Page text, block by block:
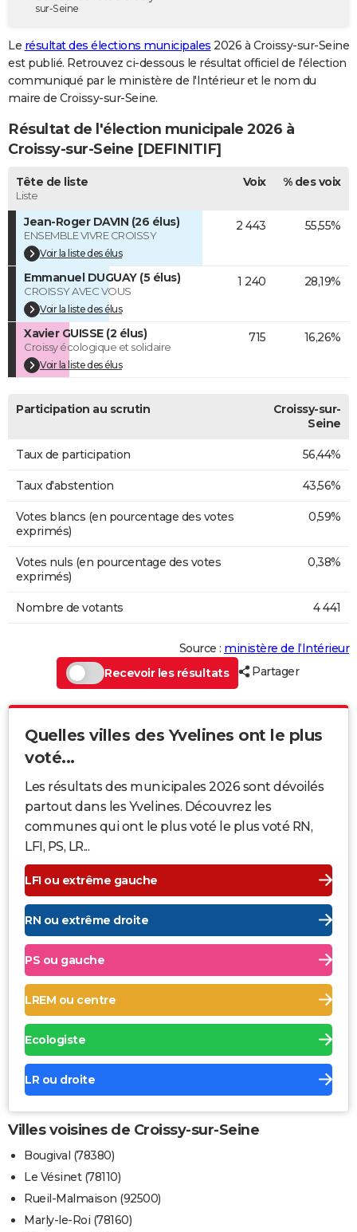
Destinations
City break
Voyage nature
Voyage de noces
Forum
GUIDES D'ACHAT
BONS PLANS
Carte de Noël
Carte Bonne année
Carte Saint-Valentin
Carte Pâques
Carte d'anniversaire
DICTIONNAIRE
Dictionnaire
Biographies
Citations
Expressions
Proverbes
PROGRAMME TV
COPAINS D'AVANT
S'inscrire
Se connecter
Lycées
Collèges
Primaires
Universités
Entreprises
Service militaire
Avis de recherche
AVIS DE DÉCÈS
FORUM
Bricolage
Lifestyle
Culture
Sport
Auto
Television
Voyage
Cinema
sur-Seine
Le résultat des élections municipales 2026 à Croissy-sur-Seine
est publié. Retrouvez ci-dessous le résultat officiel de l'élection
communiqué par le ministère de l'Intérieur et le nom du
maire de Croissy-sur-Seine.
Résultat de l'élection municipale 2026 à
Croissy-sur-Seine [DEFINITIF]
Tête de liste
Liste
Voix % des voix
Jean-Roger DAVIN (26 élus)
ENSEMBLE VIVRE CROISSY
Voir la liste des élus
2 443 55,55%
Emmanuel DUGUAY (5 élus)
CROISSY AVEC VOUS
Voir la liste des élus
1 240 28,19%
Xavier GUISSE (2 élus)
Croissy écologique et solidaire
Voir la liste des élus
715 16,26%
Participation au scrutin
Croissy-sur-
Seine
Taux de participation 56,44%
Taux d'abstention 43,56%
Votes blancs (en pourcentage des votes
exprimés)
0,59%
Votes nuls (en pourcentage des votes
exprimés)
0,38%
Nombre de votants 4 441
Source : ministère de l’Intérieur
Recevoir les résultats
Partager
Quelles villes des Yvelines ont le plus
voté...
Les résultats des municipales 2026 sont dévoilés
partout dans les Yvelines. Découvrez les
communes qui ont le plus voté le plus voté RN,
LFI, PS, LR...
LFI ou extrême gauche
RN ou extrême droite
PS ou gauche
LREM ou centre
Ecologiste
LR ou droite
Villes voisines de Croissy-sur-Seine
Bougival (78380)
Le Vésinet (78110)
Rueil-Malmaison (92500)
Marly-le-Roi (78160)